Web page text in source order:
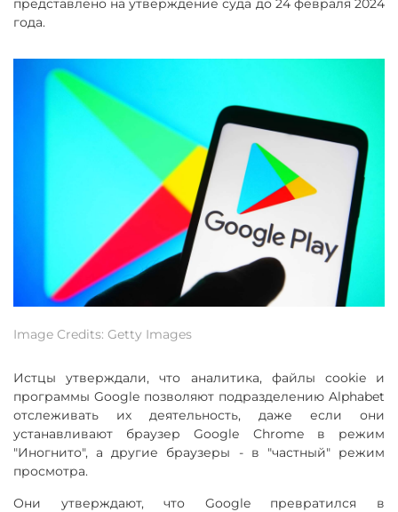
представлено на утверждение суда до 24 февраля 2024
года.
Image Credits: Getty Images
Истцы утверждали, что аналитика, файлы cookie и
программы Google позволяют подразделению Alphabet
отслеживать их деятельность, даже если они
устанавливают браузер Google Chrome в режим
"Иногнито", а другие браузеры - в "частный" режим
просмотра.
Они утверждают, что Google превратился в